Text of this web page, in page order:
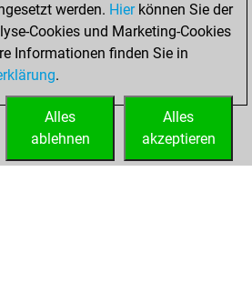
17, 2021
You created
Fritz account
werden. Hierkönnen Sie der
Cookies und Marketing-Cookies
Informationen finden Sie in
.
Alles
akzeptieren
Alles
ablehnen